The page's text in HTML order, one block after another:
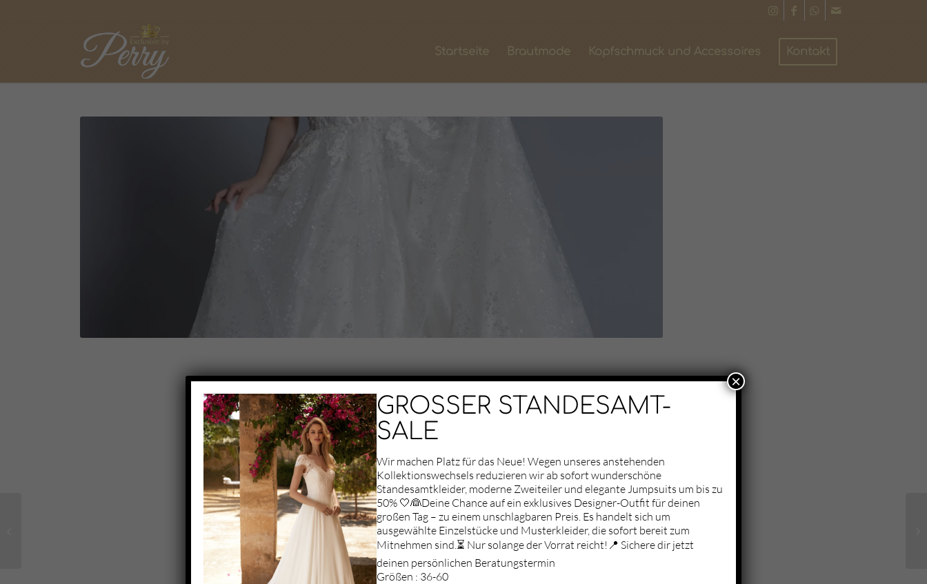
Startseite Brautmode Kopfschmuck und Accessoires Kontakt
Aufgrund deiner
Datenschutz-
Einstellungen können
wir Ihnen die Karte
nicht anzeigen.
Klicken Sie hier, um
GROSSER STANDESAMT-
SALE
Wir machen Platz für das Neue! Wegen unseres anstehenden
Kollektionswechsels reduzieren wir ab sofort wunderschöne
Standesamtkleider, moderne Zweiteiler und elegante Jumpsuits um bis zu
50% 🤍👰Deine Chance auf ein exklusives Designer-Outfit für deinen
großen Tag – zu einem unschlagbaren Preis. Es handelt sich um
ausgewählte Einzelstücke und Musterkleider, die sofort bereit zum
Mitnehmen sind.⏳ Nur solange der Vorrat reicht!📍 Sichere dir jetzt
deinen persönlichen Beratungstermin
Größen : 36-60
×